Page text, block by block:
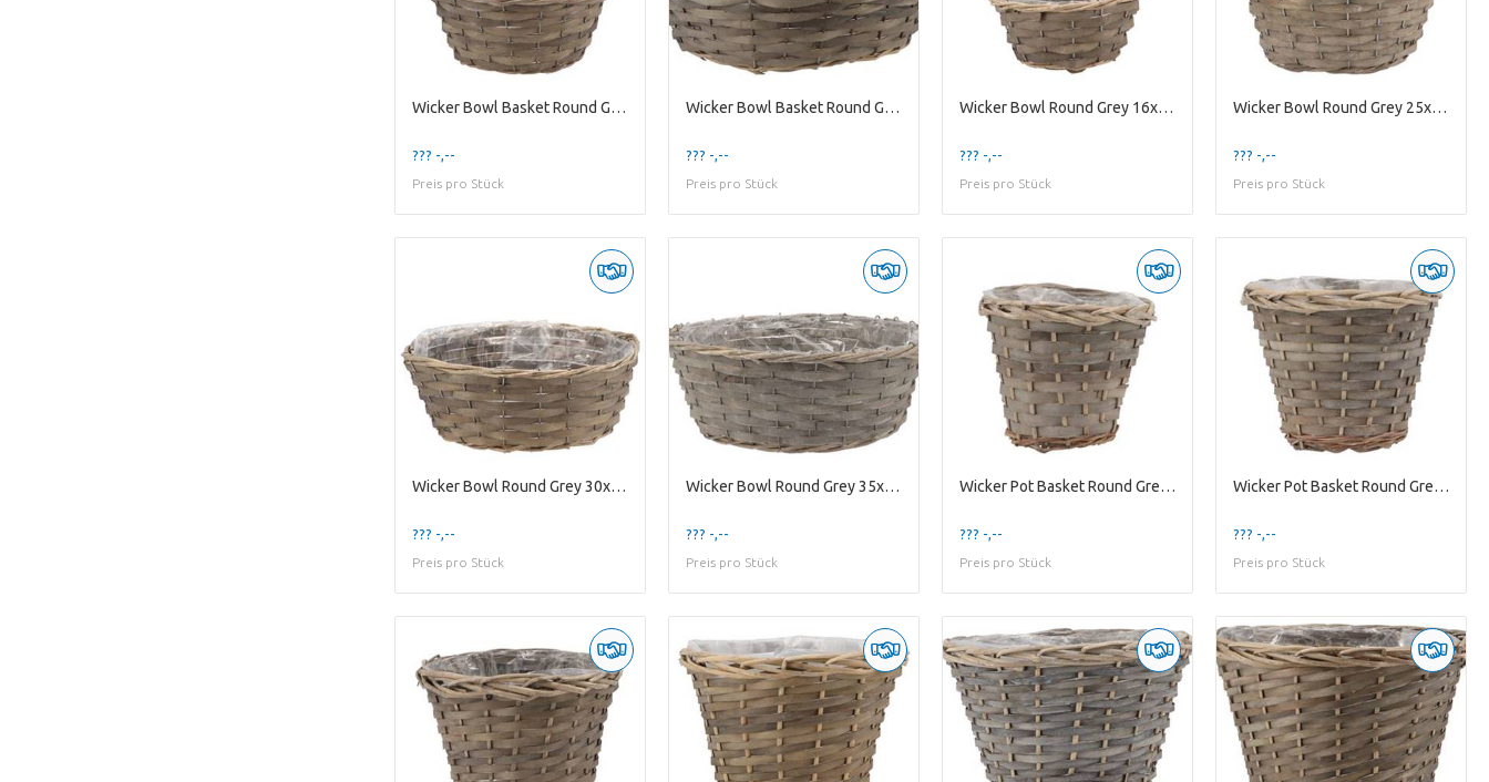
Wicker Bowl Basket Round Grey 22x10cm
??? -,--
Preis pro Stück
Wicker Bowl Basket Round Grey 40x14cm
??? -,--
Preis pro Stück
Wicker Bowl Round Grey 16x8cm
??? -,--
Preis pro Stück
Wicker Bowl Round Grey 25x11cm
??? -,--
Preis pro Stück
Wicker Bowl Round Grey 30x12cm
??? -,--
Preis pro Stück
Wicker Bowl Round Grey 35x13cm
??? -,--
Preis pro Stück
Wicker Pot Basket Round Grey 16x14cm
??? -,--
Preis pro Stück
Wicker Pot Basket Round Grey 19x16cm
??? -,--
Preis pro Stück